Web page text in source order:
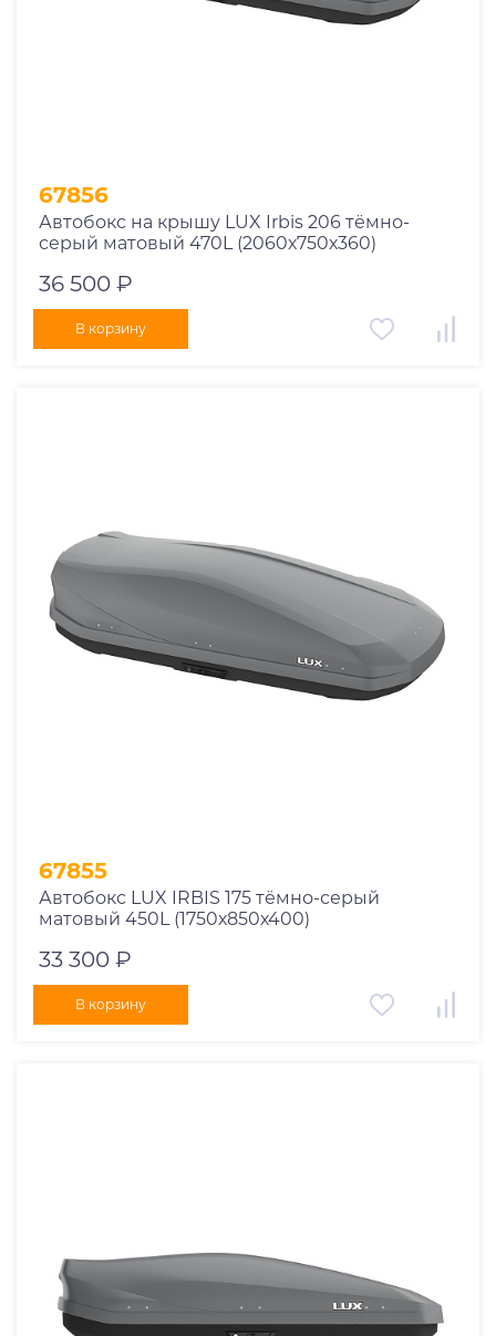
67856
Автобокс на крышу LUX Irbis 206 тёмно-
серый матовый 470L (2060х750х360)
36 500 ₽
В корзину
67855
Автобокс LUX IRBIS 175 тёмно-серый
матовый 450L (1750х850х400)
33 300 ₽
В корзину